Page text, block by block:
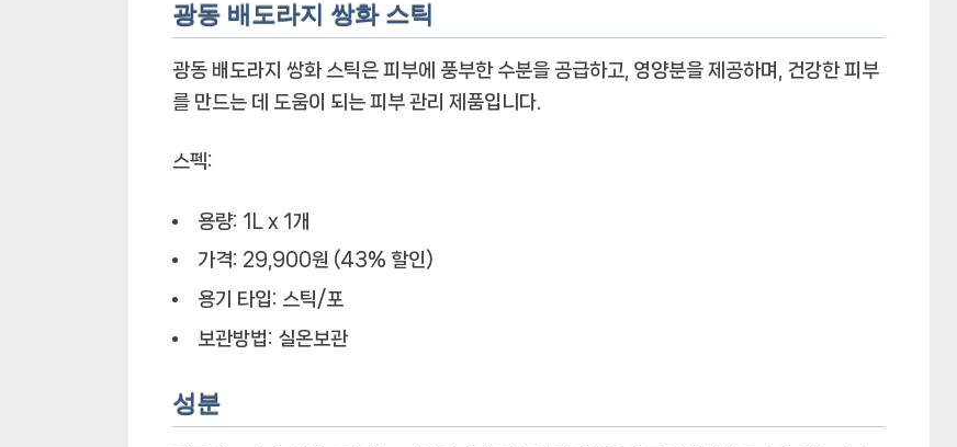
는
비
밀:
광동 배도라지 쌍화 스틱
광동 배도라지 쌍화 스틱은 피부에 풍부한 수분을 공급하고, 영양분을 제공하며, 건강한 피부
를 만드는 데 도움이 되는 피부 관리 제품입니다.
스펙:
용량: 1L x 1개
가격: 29,900원 (43% 할인)
용기 타입: 스틱/포
보관방법: 실온보관
성분